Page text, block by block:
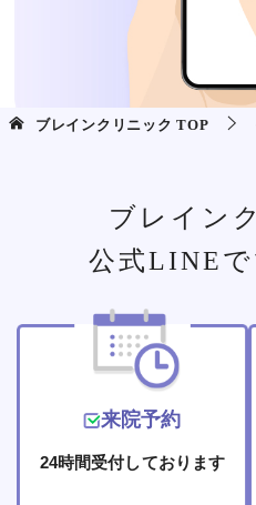
ブレインクリニック TOP
ブレイン
公式LINEで
来院予約
24時間受付しております